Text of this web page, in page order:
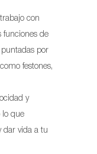
con
funciones de
por
festones,
y
lo que
dar vida a tu